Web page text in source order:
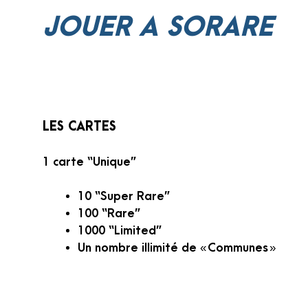
JOUER A SORARE
LES CARTES
1 carte “Unique”
10 “Super Rare”
100 “Rare”
1000 “Limited”
Un nombre illimité de « Communes »